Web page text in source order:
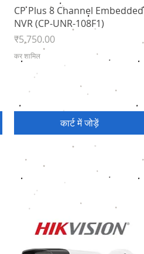
त्वरित दृश्य
CP Plus 8 Channel Embedded
NVR (CP-UNR-108F1)
मूल्य
₹5,750.00
कर शामिल
कार्ट में जोड़ें